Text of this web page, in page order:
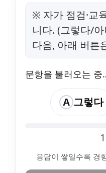
※ 자가 점검·교
니다. (그렇다/
다음, 아래 버튼
문항을 불러오는 중
A 그렇다
응답이 쌓일수록 경